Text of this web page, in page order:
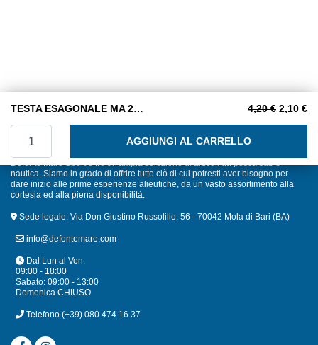
TESTA ESAGONALE MA 20×120 INOX A2 4,20€ Il
2,10 €Il
AGGIUNGI AL CARRELLO
Defonte Mare Sport offre un'ampia selezione di articoli da pesca sub e
nautica. Siamo in grado di offrire tutto ciò di cui potresti aver bisogno per
dare inizio alle prime esperienze alieutiche, da un vasto assortimento alla
cortesia ed alla piena disponibilità.
Sede legale: Via Don Giustino Russolillo, 56 - 70042 Mola di Bari (BA)
info@defontemare.com
Dal Lun al Ven.
09:00 - 18:00
Sabato: 09:00 - 13:00
Domenica CHIUSO
Telefono (+39) 080 474 16 37